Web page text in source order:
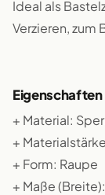
Ideal als
Verzieren, zum
Eigenschaften
+ Material:
+
+ Form: Raupe
+ Maße